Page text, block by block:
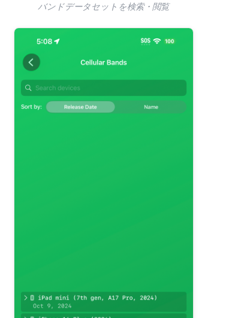
バンドデータセットを検索・閲覧